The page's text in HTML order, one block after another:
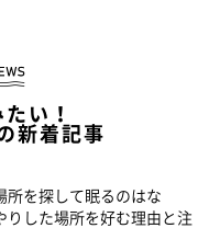
い！
新着記事
所を探して眠るのはな
した場所を好む理由と注